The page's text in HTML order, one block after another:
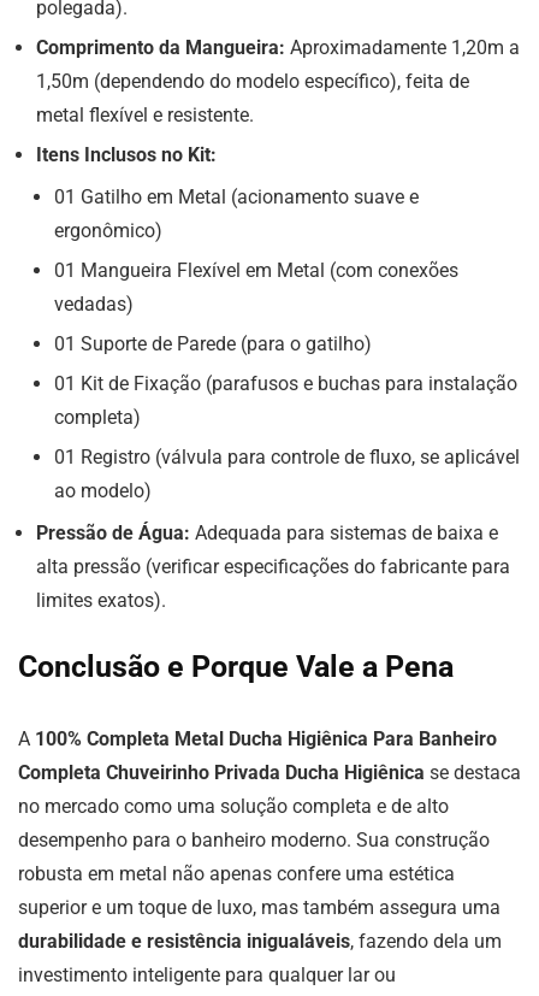
polegada).
Comprimento da Mangueira: Aproximadamente 1,20m a
1,50m (dependendo do modelo específico), feita de
metal flexível e resistente.
Itens Inclusos no Kit:
01 Gatilho em Metal (acionamento suave e
ergonômico)
01 Mangueira Flexível em Metal (com conexões
vedadas)
01 Suporte de Parede (para o gatilho)
01 Kit de Fixação (parafusos e buchas para instalação
completa)
01 Registro (válvula para controle de fluxo, se aplicável
ao modelo)
Pressão de Água: Adequada para sistemas de baixa e
alta pressão (verificar especificações do fabricante para
limites exatos).
Conclusão e Porque Vale a Pena
A 100% Completa Metal Ducha Higiênica Para Banheiro
Completa Chuveirinho Privada Ducha Higiênica se destaca
no mercado como uma solução completa e de alto
desempenho para o banheiro moderno. Sua construção
robusta em metal não apenas confere uma estética
superior e um toque de luxo, mas também assegura uma
durabilidade e resistência inigualáveis, fazendo dela um
investimento inteligente para qualquer lar ou